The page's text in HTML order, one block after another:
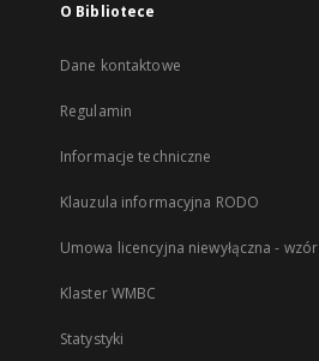
O Bibliotece
Dane kontaktowe
Regulamin
Informacje techniczne
Klauzula informacyjna RODO
Umowa licencyjna niewyłączna - wzór
Klaster WMBC
Statystyki